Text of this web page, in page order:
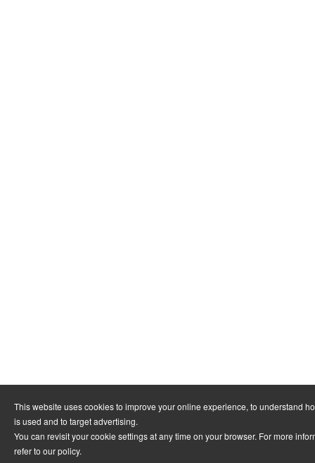
This website uses cookies to improve your online experience, to understand
is used and to target advertising.
You can revisit your cookie settings at any time on your browser. For more
refer to our policy.